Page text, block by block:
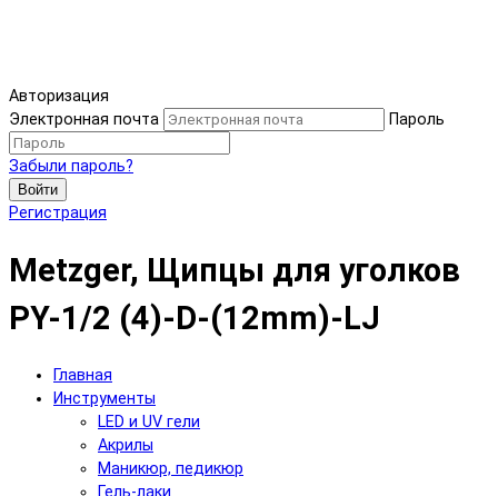
Авторизация
Электронная почта
Пароль
Забыли пароль?
Войти
Регистрация
Metzger, Щипцы для уголков
PY-1/2 (4)-D-(12mm)-LJ
Главная
Инструменты
LED и UV гели
Акрилы
Маникюр, педикюр
Гель-лаки